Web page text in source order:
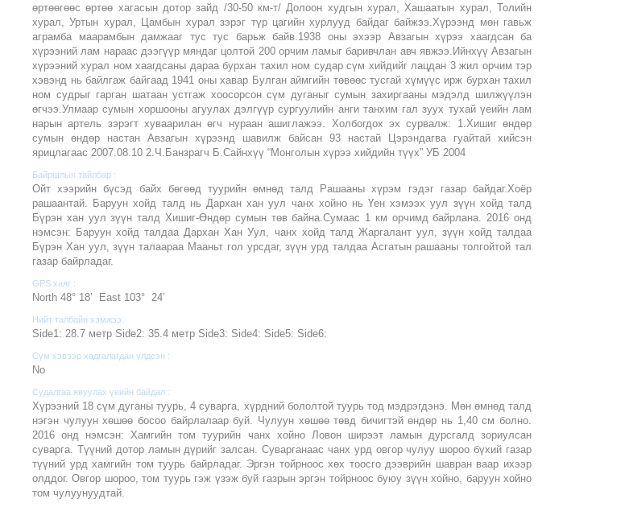
өртөөгөөс өртөө хагасын дотор зайд /30-50 км-т/ Долоон худгын хурал, Хашаатын хурал, Толийн
хурал, Уртын хурал, Цамбын хурал зэрэг түр цагийн хурлууд байдаг байжээ.Хүрээнд мөн гавьж
аграмба маарамбын дамжааг тус тус барьж байв.1938 оны эхээр Авзагын хүрээ хаагдсан ба
хүрээний лам нараас дээгүүр мяндаг цолтой 200 орчим ламыг баривчлан авч явжээ.Ийнхүү Авзагын
хүрээний хурал ном хаагдсаны дараа бурхан тахил ном судар сүм хийдийг лацдан 3 жил орчим тэр
хэвэнд нь байлгаж байгаад 1941 оны хавар Булган аймгийн төвөөс тусгай хүмүүс ирж бурхан тахил
ном судрыг гарган шатаан устгаж хоосорсон сүм дуганыг сумын захиргааны мэдэлд шилжүүлэн
өгчээ.Улмаар сумын хоршооны агуулах дэлгүүр сургуулийн анги танхим гал зуух тухай үеийн лам
нарын артель зэрэгт хуваарилан өгч нураан ашиглажээ. Холбогдох эх сурвалж: 1.Хишиг өндөр
сумын өндөр настан Авзагын хүрээнд шавилж байсан 93 настай Цэрэндагва гуайтай хийсэн
ярицлагаас 2007.08.10 2.Ч.Банзрагч Б.Сайнхүү “Монголын хүрээ хийдийн түүх” УБ 2004
Байршлын тайлбар :
Ойт хээрийн бүсэд байх бөгөөд туурийн өмнөд талд Рашааны хүрэм гэдэг газар байдаг.Хоёр
рашаантай. Баруун хойд талд нь Дархан хан уул чанх хойно нь Үен хэмээх уул зүүн хойд талд
Бүрэн хан уул зүүн талд Хишиг-Өндөр сумын төв байна.Сумаас 1 км орчимд байрлана. 2016 онд
нэмсэн: Баруун хойд талдаа Дархан Хан Уул, чанх хойд талд Жаргалант уул, зүүн хойд талдаа
Бүрэн Хан уул, зүүн талаараа Мааньт гол урсдаг, зүүн урд талдаа Асгатын рашааны толгойтой тал
газар байрладаг.
GPS хаяг :
North 48° 18’ East 103° 24’
Нийт талбайн хэмжээ:
Side1: 28.7 метр Side2: 35.4 метр Side3: Side4: Side5: Side6:
Сүм хэвээр хадгалагдан үлдсэн :
No
Судалгаа явуулах үеийн байдал :
Хүрээний 18 сүм дуганы туурь, 4 суварга, хүрдний бололтой туурь тод мэдрэгдэнэ. Мөн өмнөд талд
нэгэн чулуун хөшөө босоо байрлалаар буй. Чулуун хөшөө төвд бичигтэй өндөр нь 1,40 см болно.
2016 онд нэмсэн: Хамгийн том туурийн чанх хойно Ловон ширээт ламын дурсгалд зориулсан
суварга. Түүний дотор ламын дүрийг залсан. Суварганаас чанх урд овгор чулуу шороо бүхий газар
түүний урд хамгийн том туурь байрладаг. Эргэн тойрноос хөх тоосго дээврийн шавран ваар ихээр
олддог. Овгор шороо, том туурь гэж үзэж буй газрын эргэн тойрноос буюу зүүн хойно, баруун хойно
том чулуунуудтай.